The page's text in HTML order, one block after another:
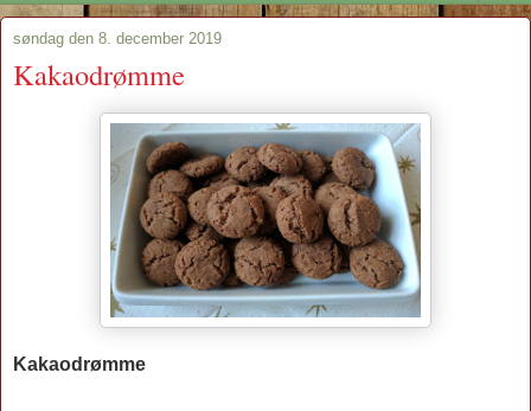
søndag den 8. december 2019
Kakaodrømme
Kakaodrømme